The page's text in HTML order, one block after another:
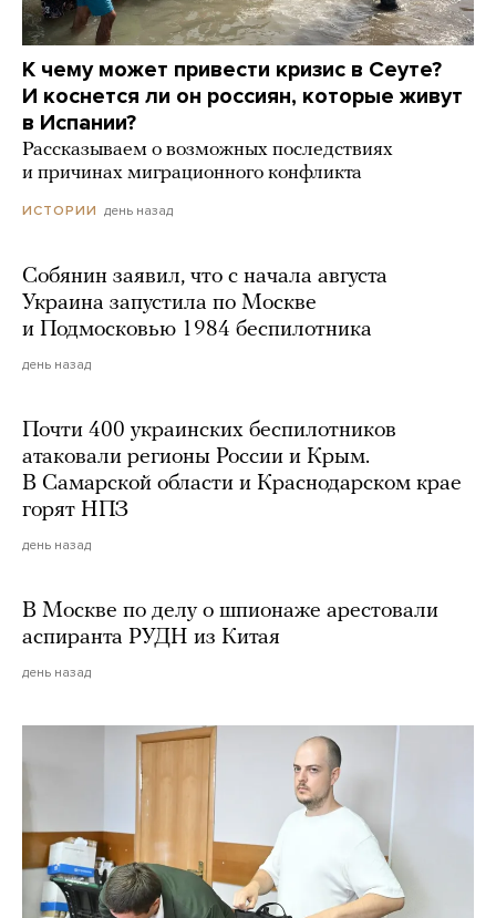
К чему может привести кризис в Сеуте?
И коснется ли он россиян, которые живут
в Испании?
Рассказываем о возможных последствиях
и причинах миграционного конфликта
ИСТОРИИ день назад
Собянин заявил, что с начала августа
Украина запустила по Москве
и Подмосковью 1984 беспилотника
день назад
Почти 400 украинских беспилотников
атаковали регионы России и Крым.
В Самарской области и Краснодарском крае
горят НПЗ
день назад
В Москве по делу о шпионаже арестовали
аспиранта РУДН из Китая
день назад